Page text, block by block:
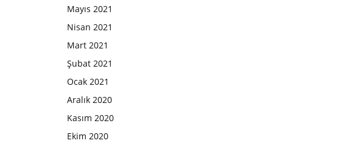
Mayıs 2021
Nisan 2021
Mart 2021
Şubat 2021
Ocak 2021
Aralık 2020
Kasım 2020
Ekim 2020